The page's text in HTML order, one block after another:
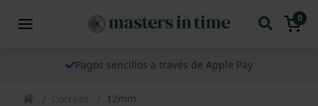
0
Pagos sencillos a través de Apple Pay
Correas 12mm